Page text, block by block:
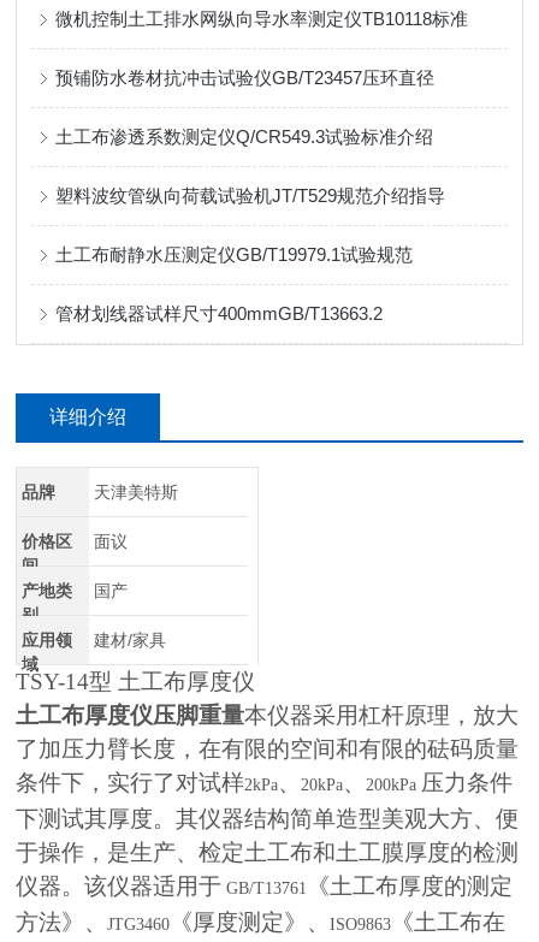
微机控制土工排水网纵向导水率测定仪TB10118标准
预铺防水卷材抗冲击试验仪GB/T23457压环直径
土工布渗透系数测定仪Q/CR549.3试验标准介绍
塑料波纹管纵向荷载试验机JT/T529规范介绍指导
土工布耐静水压测定仪GB/T19979.1试验规范
管材划线器试样尺寸400mmGB/T13663.2
详细介绍
品牌 天津美特斯
价格区
间
面议
产地类
别
国产
应用领
域
建材/家具
TSY-14型 土工布厚度仪
土工布厚度仪压脚重量本仪器采用杠杆原理，放大
了加压力臂长度，在有限的空间和有限的砝码质量
条件下，实行了对试样2kPa、 20kPa、 200kPa 压力条件
下测试其厚度。其仪器结构简单造型美观大方、便
于操作，是生产、检定土工布和土工膜厚度的检测
仪器。该仪器适用于 GB/T13761
《土工布厚度的测定
方法》、JTG3460 《厚度测定》、ISO9863 《土工布在